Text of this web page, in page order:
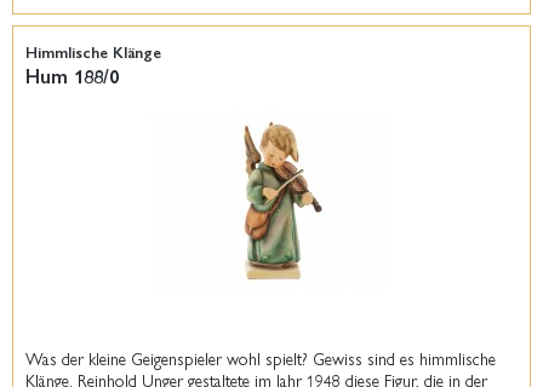
Himmlische Klänge
Hum 188/0
Was der kleine Geigenspieler wohl spielt? Gewiss sind es himmlische
Klänge. Reinhold Unger gestaltete im Jahr 1948 diese Figur, die in der